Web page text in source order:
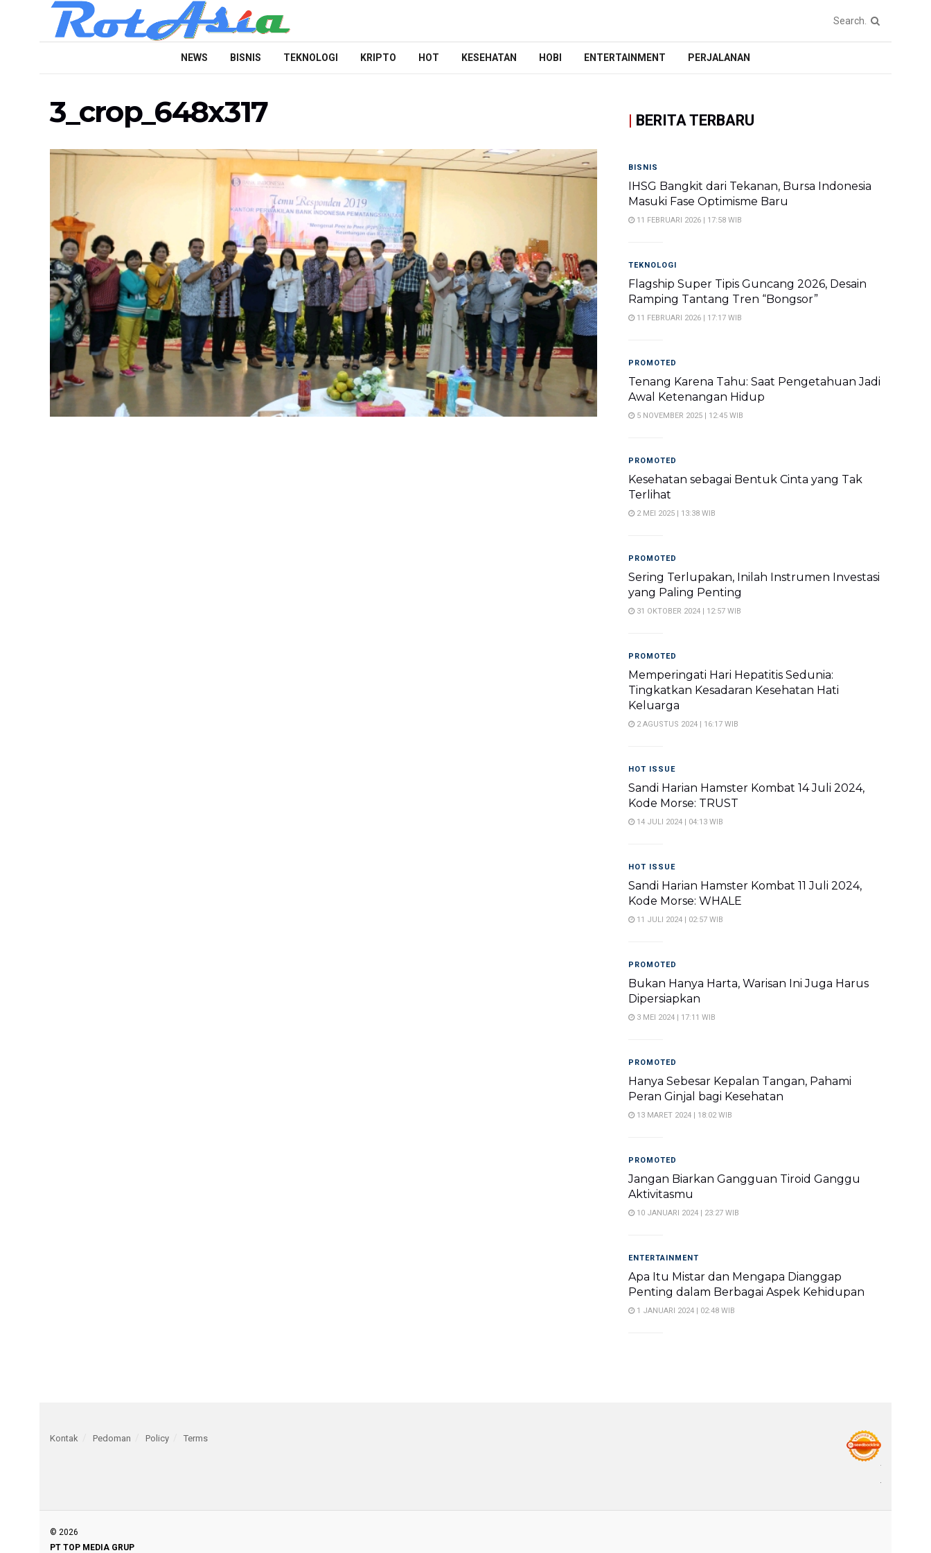
NEWS BISNIS TEKNOLOGI KRIPTO HOT KESEHATAN HOBI ENTERTAINMENT PERJALANAN
3_crop_648x317 | BERITA TERBARU
BISNIS
IHSG Bangkit dari Tekanan, Bursa Indonesia
Masuki Fase Optimisme Baru
11 FEBRUARI 2026 | 17:58 WIB
TEKNOLOGI
Flagship Super Tipis Guncang 2026, Desain
Ramping Tantang Tren “Bongsor”
11 FEBRUARI 2026 | 17:17 WIB
PROMOTED
Tenang Karena Tahu: Saat Pengetahuan Jadi
Awal Ketenangan Hidup
5 NOVEMBER 2025 | 12:45 WIB
PROMOTED
Kesehatan sebagai Bentuk Cinta yang Tak
Terlihat
2 MEI 2025 | 13:38 WIB
PROMOTED
Sering Terlupakan, Inilah Instrumen Investasi
yang Paling Penting
31 OKTOBER 2024 | 12:57 WIB
PROMOTED
Memperingati Hari Hepatitis Sedunia:
Tingkatkan Kesadaran Kesehatan Hati
Keluarga
2 AGUSTUS 2024 | 16:17 WIB
HOT ISSUE
Sandi Harian Hamster Kombat 14 Juli 2024,
Kode Morse: TRUST
14 JULI 2024 | 04:13 WIB
HOT ISSUE
Sandi Harian Hamster Kombat 11 Juli 2024,
Kode Morse: WHALE
11 JULI 2024 | 02:57 WIB
PROMOTED
Bukan Hanya Harta, Warisan Ini Juga Harus
Dipersiapkan
3 MEI 2024 | 17:11 WIB
PROMOTED
Hanya Sebesar Kepalan Tangan, Pahami
Peran Ginjal bagi Kesehatan
13 MARET 2024 | 18:02 WIB
PROMOTED
Jangan Biarkan Gangguan Tiroid Ganggu
Aktivitasmu
10 JANUARI 2024 | 23:27 WIB
ENTERTAINMENT
Apa Itu Mistar dan Mengapa Dianggap
Penting dalam Berbagai Aspek Kehidupan
1 JANUARI 2024 | 02:48 WIB
Kontak Pedoman Policy Terms
© 2026
PT TOP MEDIA GRUP